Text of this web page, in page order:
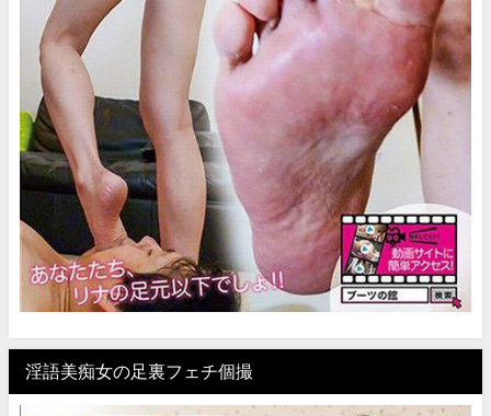
淫語美痴女の足裏フェチ個撮